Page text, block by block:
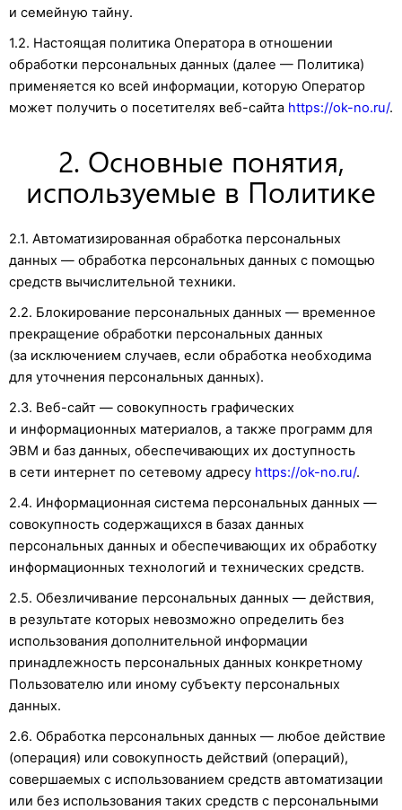
и семейную тайну.
1.2. Настоящая политика Оператора в отношении
обработки персональных данных (далее — Политика)
применяется ко всей информации, которую Оператор
может получить о посетителях веб-сайта https://ok-no.ru/.
2. Основные понятия,
используемые в Политике
2.1. Автоматизированная обработка персональных
данных — обработка персональных данных с помощью
средств вычислительной техники.
2.2. Блокирование персональных данных — временное
прекращение обработки персональных данных
(за исключением случаев, если обработка необходима
для уточнения персональных данных).
2.3. Веб-сайт — совокупность графических
и информационных материалов, а также программ для
ЭВМ и баз данных, обеспечивающих их доступность
в сети интернет по сетевому адресу https://ok-no.ru/.
2.4. Информационная система персональных данных —
совокупность содержащихся в базах данных
персональных данных и обеспечивающих их обработку
информационных технологий и технических средств.
2.5. Обезличивание персональных данных — действия,
в результате которых невозможно определить без
использования дополнительной информации
принадлежность персональных данных конкретному
Пользователю или иному субъекту персональных
данных.
2.6. Обработка персональных данных — любое действие
(операция) или совокупность действий (операций),
совершаемых с использованием средств автоматизации
или без использования таких средств с персональными